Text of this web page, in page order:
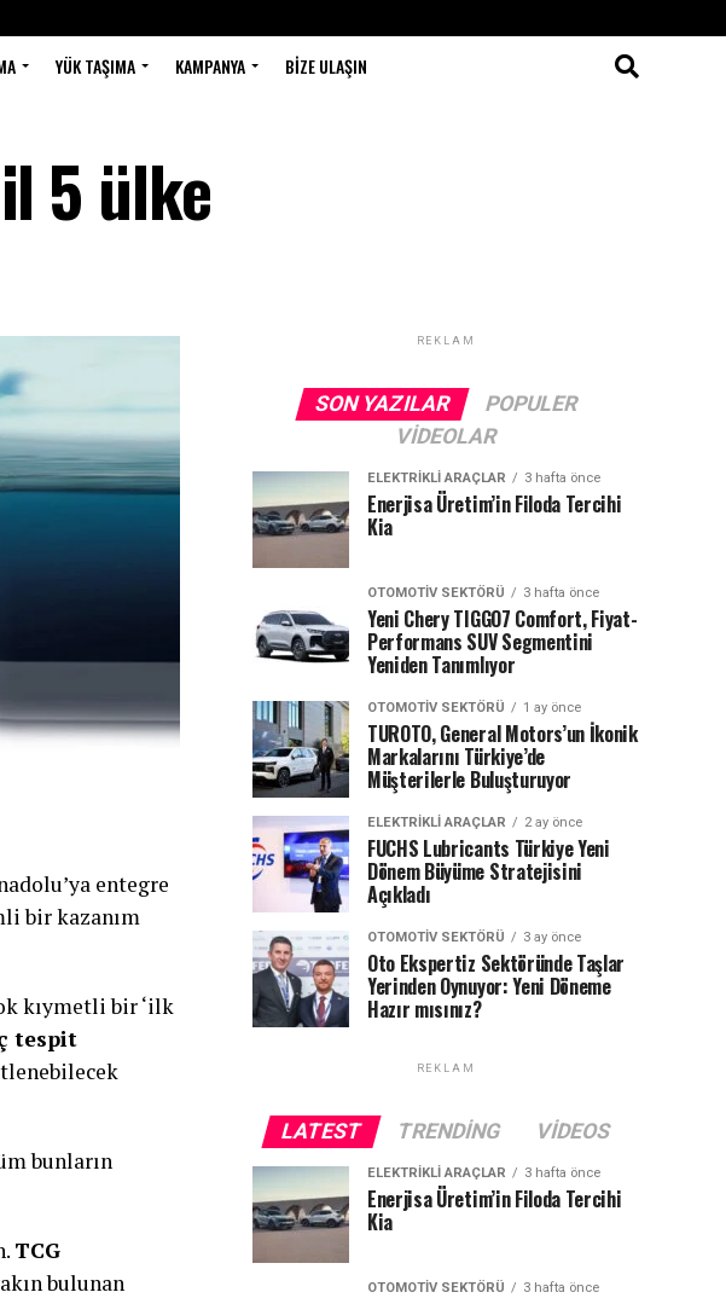
YÜK TAŞIMA KAMPANYA BIZE ULAŞIN
5 ülke
entegre
bir kazanım
kıymetli bir ‘ilk
tespit
bunların
TCG
bulunan
REKLAM
SON YAZILAR
POPULER
VIDEOLAR
ELEKTRIKLI ARAÇLAR 3 hafta önce
Enerjisa Üretim’in Filoda Tercihi
Kia
OTOMOTIV SEKTÖRÜ 3 hafta önce
Yeni Chery TIGGO7 Comfort, Fiyat-
Performans SUV Segmentini
Yeniden Tanımlıyor
OTOMOTIV SEKTÖRÜ 1 ay önce
TUROTO, General Motors’un İkonik
Markalarını Türkiye’de
Müşterilerle Buluşturuyor
ELEKTRIKLI ARAÇLAR 2 ay önce
FUCHS Lubricants Türkiye Yeni
Dönem Büyüme Stratejisini
Açıkladı
OTOMOTIV SEKTÖRÜ 3 ay önce
Oto Ekspertiz Sektöründe Taşlar
Yerinden Oynuyor: Yeni Döneme
Hazır mısınız?
REKLAM
LATEST TRENDING VIDEOS
ELEKTRIKLI ARAÇLAR 3 hafta önce
Enerjisa Üretim’in Filoda Tercihi
Kia
OTOMOTIV SEKTÖRÜ 3 hafta önce